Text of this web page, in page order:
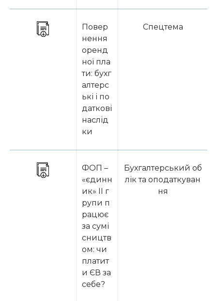
Повер
нення
оренд
ної пла
ти: бухг
алтерс
ькі і по
даткові
наслід
ки
Спецтема
ФОП –
«єдинн
ик» II г
рупи п
рацює
за сумі
сництв
ом: чи
платит
и ЄВ за
себе?
Бухгалтерський об
лік та оподаткуван
ня